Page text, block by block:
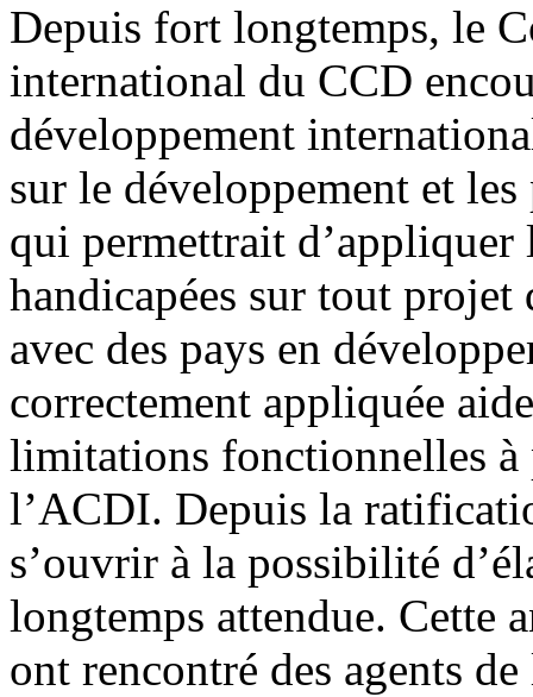
Depuis fort longtemps, le
international du CCD
développement
sur le développement et
qui permettrait d’appliquer
handicapées sur tout
avec des pays en
correctement appliquée
limitations fonctionnelles à
l’ACDI. Depuis la
s’ouvrir à la possibilité
longtemps attendue. Cette
ont rencontré des agents